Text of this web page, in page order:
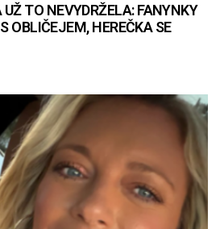
TO NEVYDRŽELA: FANYNKY
OBLIČEJEM, HEREČKA SE